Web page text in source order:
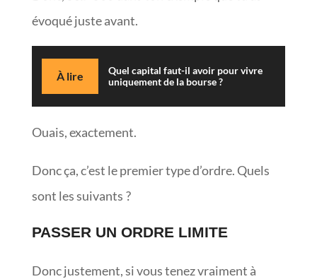
évoqué juste avant.
À lire
Quel capital faut-il avoir pour vivre
uniquement de la bourse ?
Ouais, exactement.
Donc ça, c’est le premier type d’ordre. Quels
sont les suivants ?
PASSER UN ORDRE LIMITE
Donc justement, si vous tenez vraiment à